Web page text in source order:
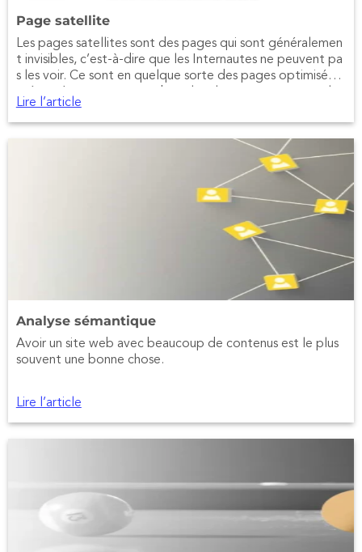
Page satellite
Les pages satellites sont des pages qui sont généralemen
t invisibles, c’est-à-dire que les Internautes ne peuvent pa
s les voir. Ce sont en quelque sorte des pages optimisées,
présentées aux moteurs de recherche pour augmenter la
pertinence d’un site Web artificiellement sur certains mots
et expressions, mais ces pages restent invisibles aux yeux
des Internautes.
Lire l’article
Analyse sémantique
Avoir un site web avec beaucoup de contenus est le plus
souvent une bonne chose.
Lire l’article